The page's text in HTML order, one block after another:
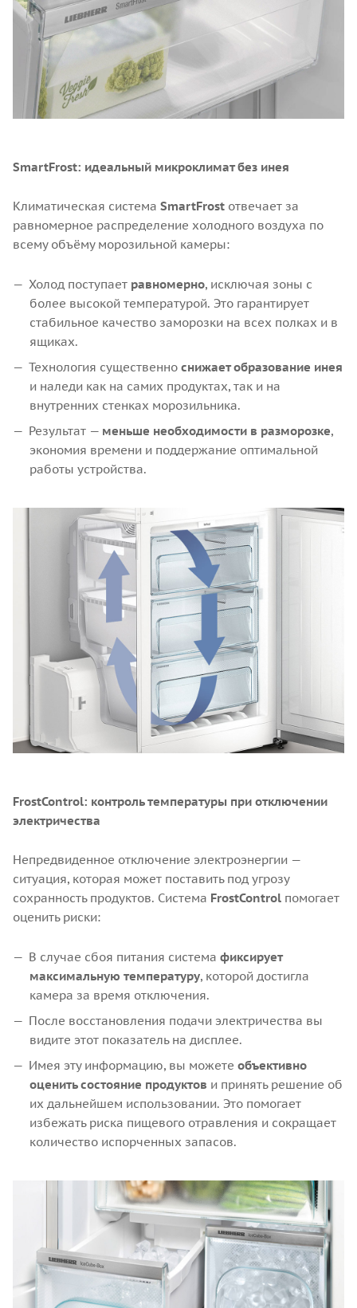
SmartFrost: идеальный микроклимат без инея
Климатическая система SmartFrost отвечает за
равномерное распределение холодного воздуха по
всему объёму морозильной камеры:
Холод поступает равномерно, исключая зоны с
более высокой температурой. Это гарантирует
стабильное качество заморозки на всех полках и в
ящиках.
Технология существенно снижает образование инея
и наледи как на самих продуктах, так и на
внутренних стенках морозильника.
Результат — меньше необходимости в разморозке,
экономия времени и поддержание оптимальной
работы устройства.
FrostControl: контроль температуры при отключении
электричества
Непредвиденное отключение электроэнергии —
ситуация, которая может поставить под угрозу
сохранность продуктов. Система FrostControl помогает
оценить риски:
В случае сбоя питания система фиксирует
максимальную температуру, которой достигла
камера за время отключения.
После восстановления подачи электричества вы
видите этот показатель на дисплее.
Имея эту информацию, вы можете объективно
оценить состояние продуктов и принять решение об
их дальнейшем использовании. Это помогает
избежать риска пищевого отравления и сокращает
количество испорченных запасов.